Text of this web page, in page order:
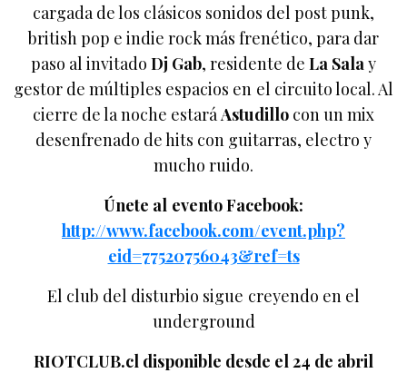
cargada de los clásicos sonidos del post punk,
british pop e indie rock más frenético, para dar
paso al invitado Dj Gab, residente deLa Salay
gestor de múltiples espacios en el circuito local. Al
cierre de la noche estaráAstudillo con un mix
desenfrenado de hits con guitarras, electro y
mucho ruido.
Únete al evento Facebook:
http://www.facebook.com/event.php?
eid=77520756043&ref=ts
El club del disturbio sigue creyendo en el
underground
RIOTCLUB.cl disponible desde el 24 de abril